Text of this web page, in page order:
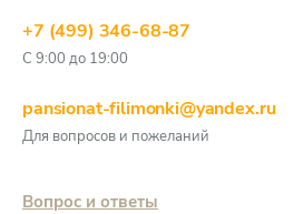
+7 (499) 346-68-87
С 9:00 до 19:00
pansionat-filimonki@yandex.ru
Для вопросов и пожеланий
Вопрос и ответы